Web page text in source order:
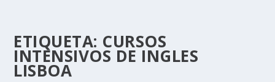
ETIQUETA: CURSOS
INTENSIVOS DE INGLES
LISBOA